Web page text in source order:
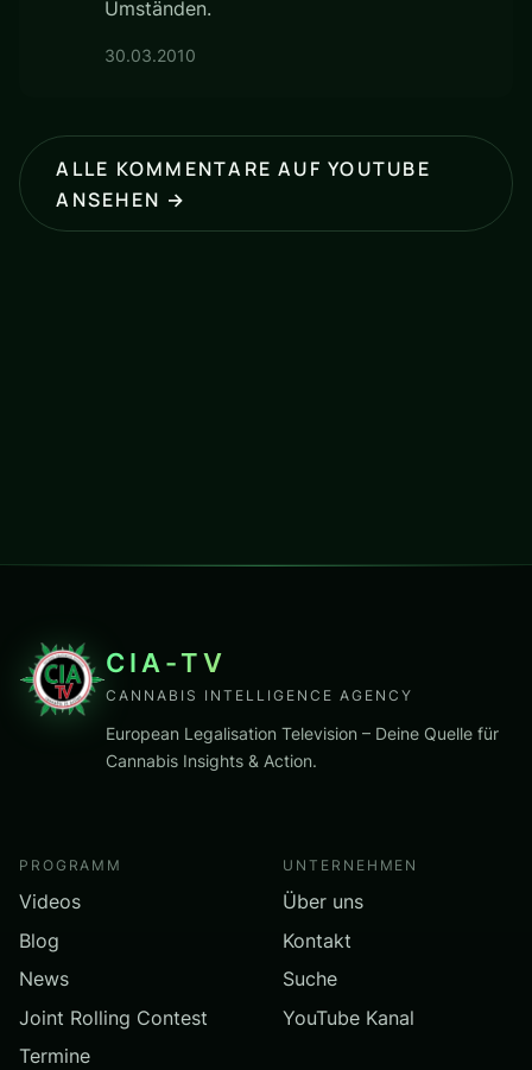
Umständen.
30.03.2010
ALLE KOMMENTARE AUF YOUTUBE
ANSEHEN →
CIA-TV
CANNABIS INTELLIGENCE AGENCY
European Legalisation Television – Deine Quelle für
Cannabis Insights & Action.
PROGRAMM
Videos
Blog
News
Joint Rolling Contest
Termine
UNTERNEHMEN
Über uns
Kontakt
Suche
YouTube Kanal